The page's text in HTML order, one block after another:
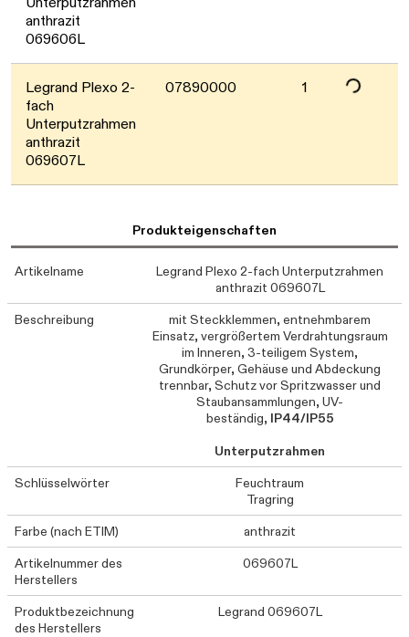
anthrazit
069606L
Legrand Plexo 2-
fach
Unterputzrahmen
anthrazit
069607L
07890000 1
Produkteigenschaften
Artikelname
Legrand Plexo 2-fach Unterputzrahmen
anthrazit 069607L
Beschreibung
mit Steckklemmen, entnehmbarem
Einsatz, vergrößertem Verdrahtungsraum
im Inneren, 3-teiligem System,
Grundkörper, Gehäuse und Abdeckung
trennbar, Schutz vor Spritzwasser und
Staubansammlungen, UV-
beständig, IP44/IP55
Unterputzrahmen
Schlüsselwörter
Feuchtraum
Tragring
Farbe (nach ETIM)
anthrazit
Artikelnummer des
Herstellers
069607L
Produktbezeichnung
des Herstellers
Legrand 069607L